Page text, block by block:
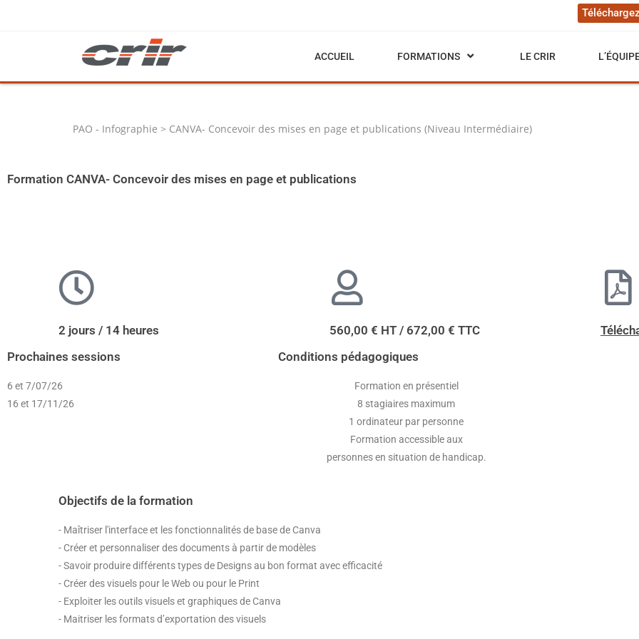
ACCUEIL FORMATIONS LE CRIR
PAO - Infographie > CANVA- Concevoir des mises en page et publications (Niveau Intermédiaire)
Formation CANVA- Concevoir des mises en page et publications
2 jours / 14 heures 560,00 € HT / 672,00 € TTC
Prochaines sessions
6 et 7/07/26
16 et 17/11/26
Conditions pédagogiques
Formation en présentiel
8 stagiaires maximum
1 ordinateur par personne
Formation accessible aux
personnes en situation de handicap.
Objectifs de la formation
- Maîtriser l'interface et les fonctionnalités de base de Canva
- Créer et personnaliser des documents à partir de modèles
- Savoir produire différents types de Designs au bon format avec efficacité
- Créer des visuels pour le Web ou pour le Print
- Exploiter les outils visuels et graphiques de Canva
- Maitriser les formats d’exportation des visuels